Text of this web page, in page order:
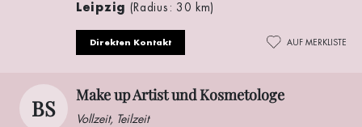
Leipzig (Radius: 30 km)
Direkten Kontakt AUF MERKLISTE
BS
Make up Artist und Kosmetologe
Vollzeit, Teilzeit